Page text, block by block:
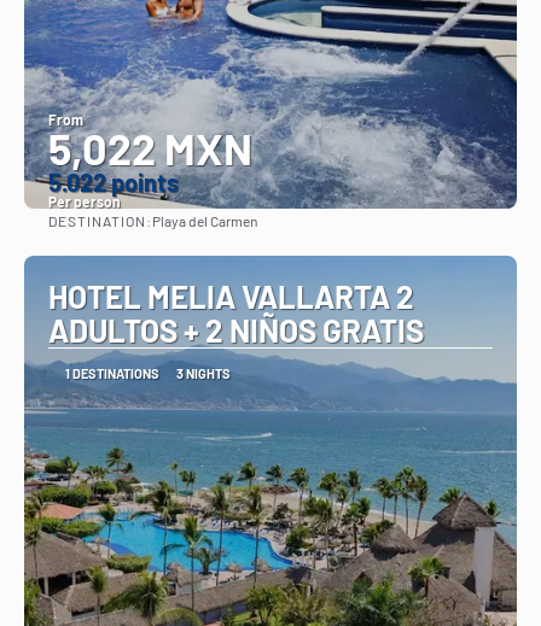
From
5,022 MXN
5.022 points
Per person
DESTINATION: Playa del Carmen
HOTEL MELIA VALLARTA 2
ADULTOS + 2 NIÑOS GRATIS
1 DESTINATIONS 3 NIGHTS